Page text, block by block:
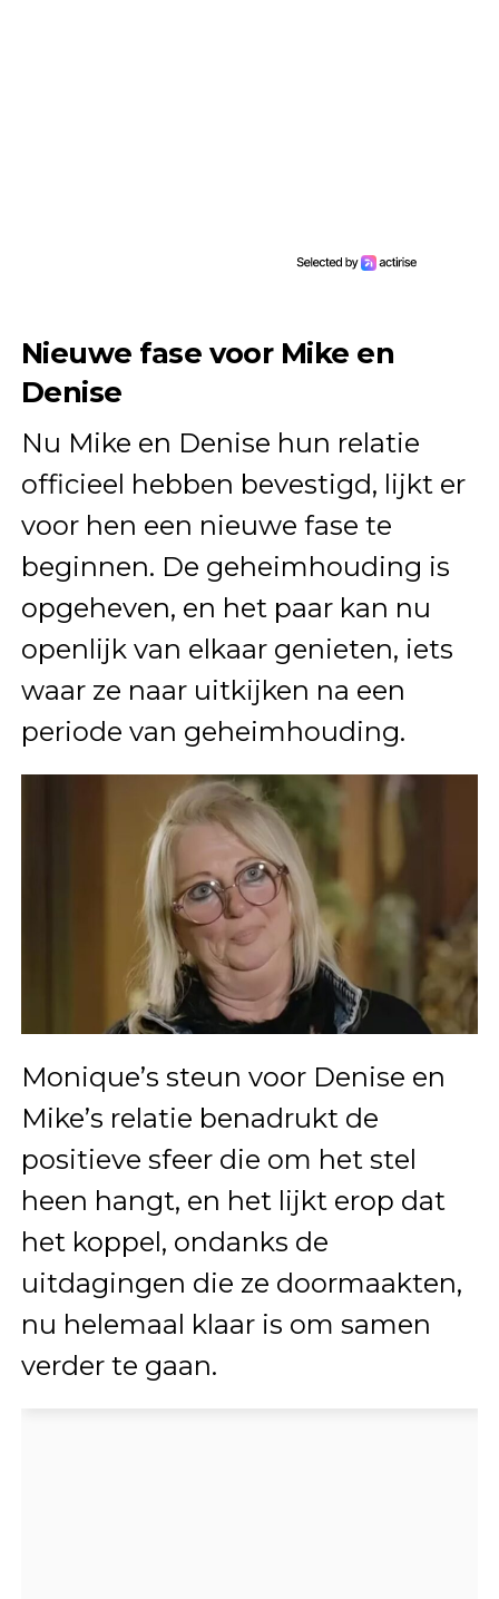
Nieuwe fase voor Mike en
Denise
Nu Mike en Denise hun relatie
officieel hebben bevestigd, lijkt er
voor hen een nieuwe fase te
beginnen. De geheimhouding is
opgeheven, en het paar kan nu
openlijk van elkaar genieten, iets
waar ze naar uitkijken na een
periode van geheimhouding.
Monique’s steun voor Denise en
Mike’s relatie benadrukt de
positieve sfeer die om het stel
heen hangt, en het lijkt erop dat
het koppel, ondanks de
uitdagingen die ze doormaakten,
nu helemaal klaar is om samen
verder te gaan.